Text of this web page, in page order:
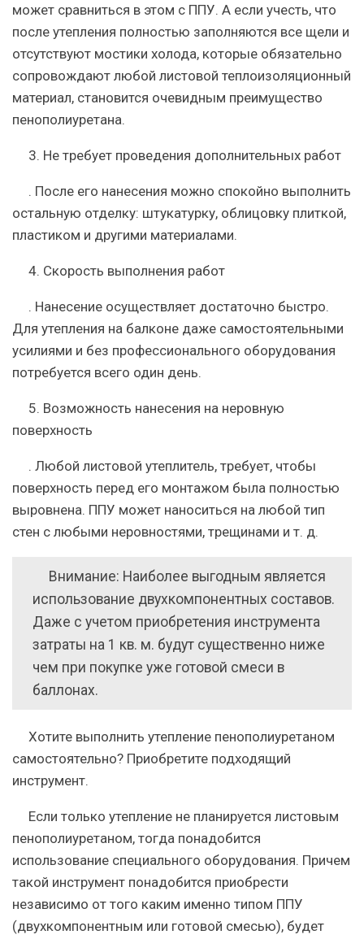
может сравниться в этом с ППУ. А если учесть, что
после утепления полностью заполняются все щели и
отсутствуют мостики холода, которые обязательно
сопровождают любой листовой теплоизоляционный
материал, становится очевидным преимущество
пенополиуретана.
3. Не требует проведения дополнительных работ
. После его нанесения можно спокойно выполнить
остальную отделку: штукатурку, облицовку плиткой,
пластиком и другими материалами.
4. Скорость выполнения работ
. Нанесение осуществляет достаточно быстро.
Для утепления на балконе даже самостоятельными
усилиями и без профессионального оборудования
потребуется всего один день.
5. Возможность нанесения на неровную
поверхность
. Любой листовой утеплитель, требует, чтобы
поверхность перед его монтажом была полностью
выровнена. ППУ может наноситься на любой тип
стен с любыми неровностями, трещинами и т. д.
Внимание: Наиболее выгодным является
использование двухкомпонентных составов.
Даже с учетом приобретения инструмента
затраты на 1 кв. м. будут существенно ниже
чем при покупке уже готовой смеси в
баллонах.
Хотите выполнить утепление пенополиуретаном
самостоятельно? Приобретите подходящий
инструмент.
Если только утепление не планируется листовым
пенополиуретаном, тогда понадобится
использование специального оборудования. Причем
такой инструмент понадобится приобрести
независимо от того каким именно типом ППУ
(двухкомпонентным или готовой смесью), будет